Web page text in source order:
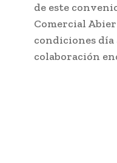
de este
Comercial
condiciones día
colaboración